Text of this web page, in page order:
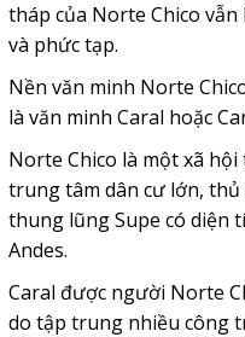
tháp của Norte Chico
và phức tạp.
Nền văn minh Norte
là văn minh Caral hoặc
Norte Chico là một xã
trung tâm dân cư lớn,
thung lũng Supe có diện
Andes.
Caral được người Norte
do tập trung nhiều công